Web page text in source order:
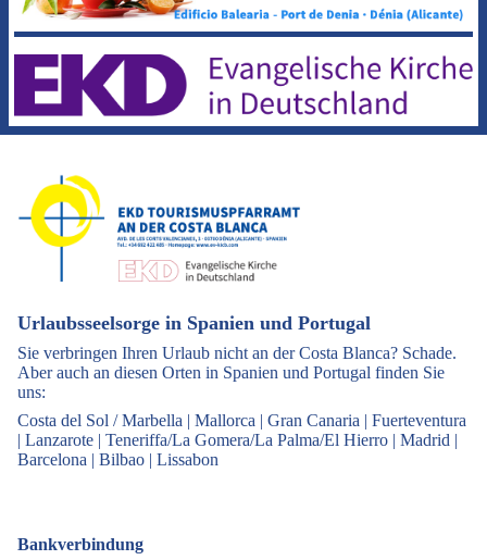
Urlaubsseelsorge in Spanien und Portugal
Sie verbringen Ihren Urlaub nicht an der Costa Blanca? Schade.
Aber auch an diesen Orten in Spanien und Portugal finden Sie
uns:
Costa del Sol / Marbella | Mallorca | Gran Canaria | Fuerteventura
| Lanzarote | Teneriffa/La Gomera/La Palma/El Hierro | Madrid |
Barcelona | Bilbao | Lissabon
Bankverbindung